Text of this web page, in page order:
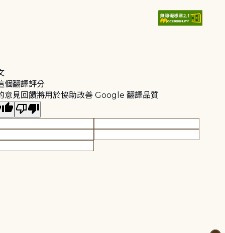
個翻譯評分
意見回饋將用於協助改善 Google 翻譯品質